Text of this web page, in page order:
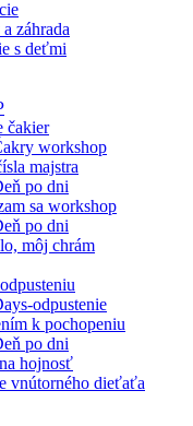
záhrada
s deťmi
čakier
workshop
majstra
po dni
sa workshop
po dni
môj chrám
odpustenie
k pochopeniu
po dni
hojnosť
vnútorného dieťaťa